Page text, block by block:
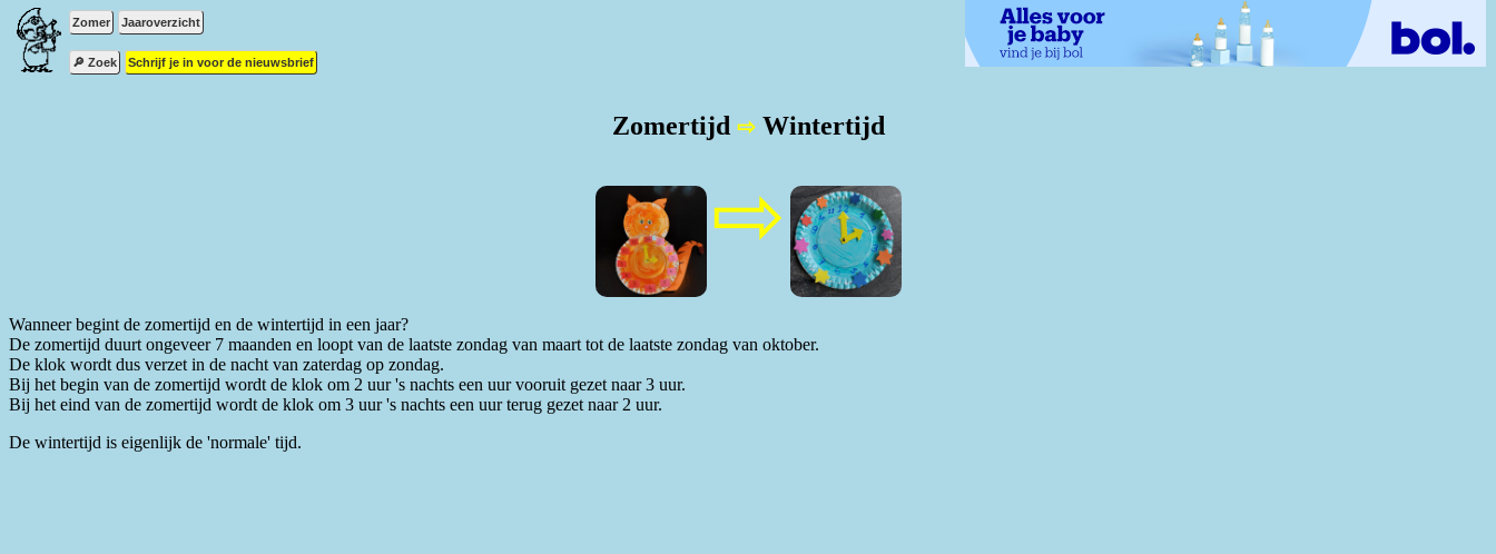
Zomer Jaaroverzicht
🔎 Zoek Schrijf je in voor de nieuwsbrief
Zomertijd ⇨Wintertijd
⇨
Wanneer begint de zomertijd en de wintertijd in een jaar?
De zomertijd duurt ongeveer 7 maanden en loopt van de laatste zondag van maart tot de laatste zondag van oktober.
De klok wordt dus verzet in de nacht van zaterdag op zondag.
Bij het begin van de zomertijd wordt de klok om 2 uur 's nachts een uur vooruit gezet naar 3 uur.
Bij het eind van de zomertijd wordt de klok om 3 uur 's nachts een uur terug gezet naar 2 uur.
De wintertijd is eigenlijk de 'normale' tijd.